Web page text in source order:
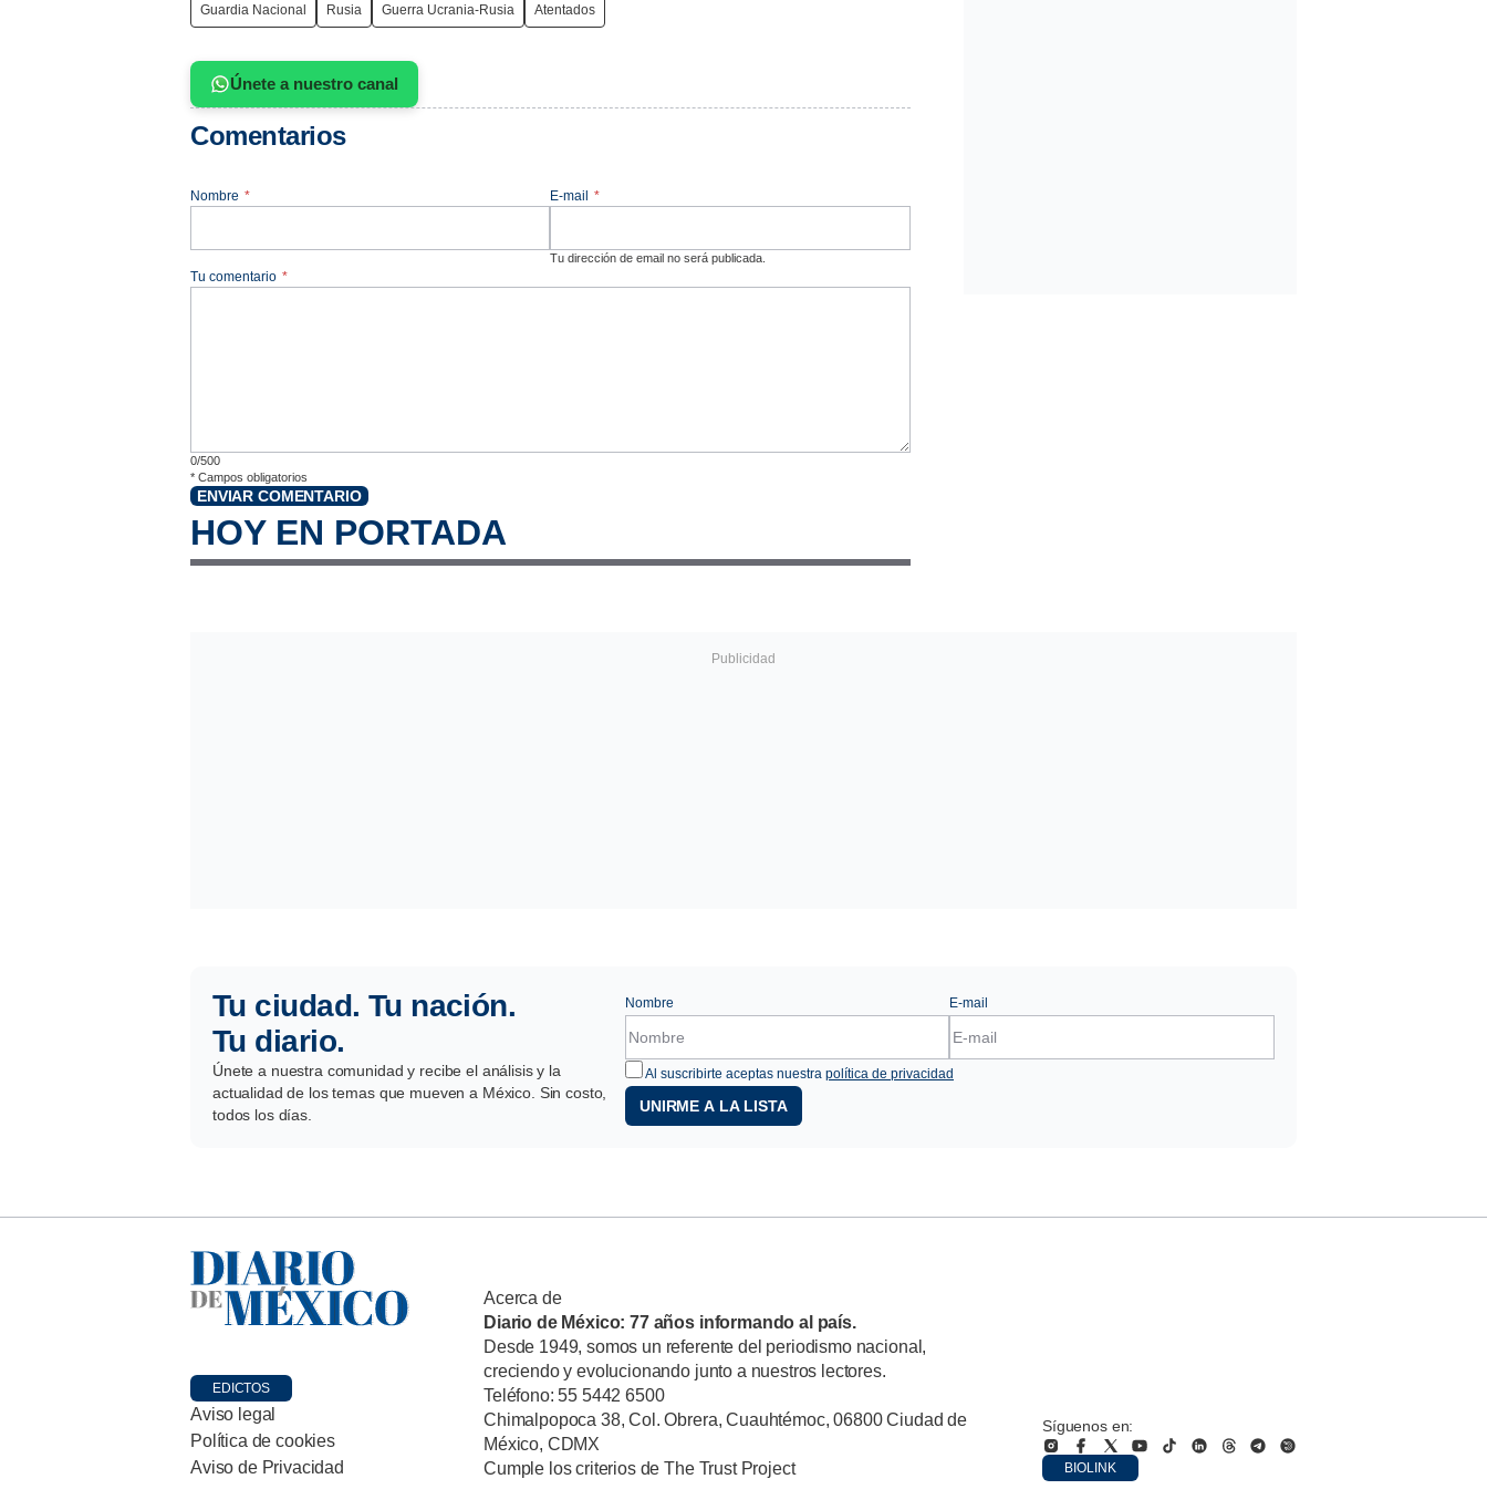
Guardia Nacional Rusia Guerra Ucrania-Rusia Atentados
Únete a nuestro canal
Comentarios
Nombre * E-mail *
Tu dirección de email no será publicada.
Tu comentario *
0/500
* Campos obligatorios
ENVIAR COMENTARIO
HOY EN PORTADA
Tu ciudad. Tu nación.
Tu diario.
Únete a nuestra comunidad y recibe el análisis y la
actualidad de los temas que mueven a México. Sin costo,
todos los días.
Nombre E-mail
Al suscribirte aceptas nuestra política de privacidad
UNIRME A LA LISTA
EDICTOS
Aviso legal
Política de cookies
Aviso de Privacidad
Acerca de
Diario de México: 77 años informando al país.
Desde 1949, somos un referente del periodismo nacional,
creciendo y evolucionando junto a nuestros lectores.
Teléfono: 55 5442 6500
Chimalpopoca 38, Col. Obrera, Cuauhtémoc, 06800 Ciudad de
México, CDMX
Cumple los criterios de The Trust Project
Síguenos en:
BIOLINK